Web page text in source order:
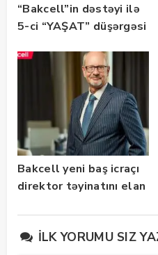
“Bakcell”in dəstəyi ilə
5-ci “YAŞAT” düşərgəsi
Bakcell yeni baş icraçı
direktor təyinatını elan
İLK YORUMU SIZ